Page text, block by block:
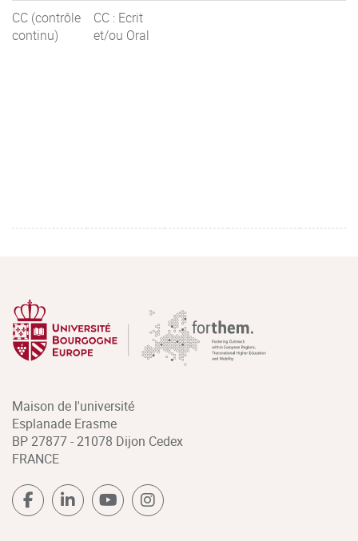
CC (contrôle
continu)
CC : Ecrit
et/ou Oral
Maison de l'université
Esplanade Erasme
BP 27877 - 21078 Dijon Cedex
FRANCE